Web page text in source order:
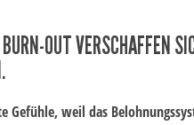
OUT VERSCHAFFEN
Gefühle, weil das